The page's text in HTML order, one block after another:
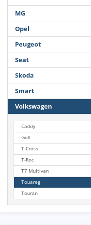
MG
Opel
Peugeot
Seat
Skoda
Smart
Volkswagen
Caddy
Golf
T-Cross
T-Roc
T7 Multivan
Touareg
Touran